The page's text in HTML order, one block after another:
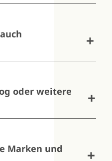
von Ausstattung
oder weitere
Marken und